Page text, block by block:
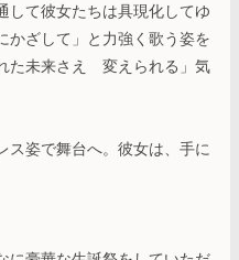
して彼女たちは具現化してゆ
ざして」と力強く歌う姿を
た未来さえ 変えられる」気
姿で舞台へ。彼女は、手に